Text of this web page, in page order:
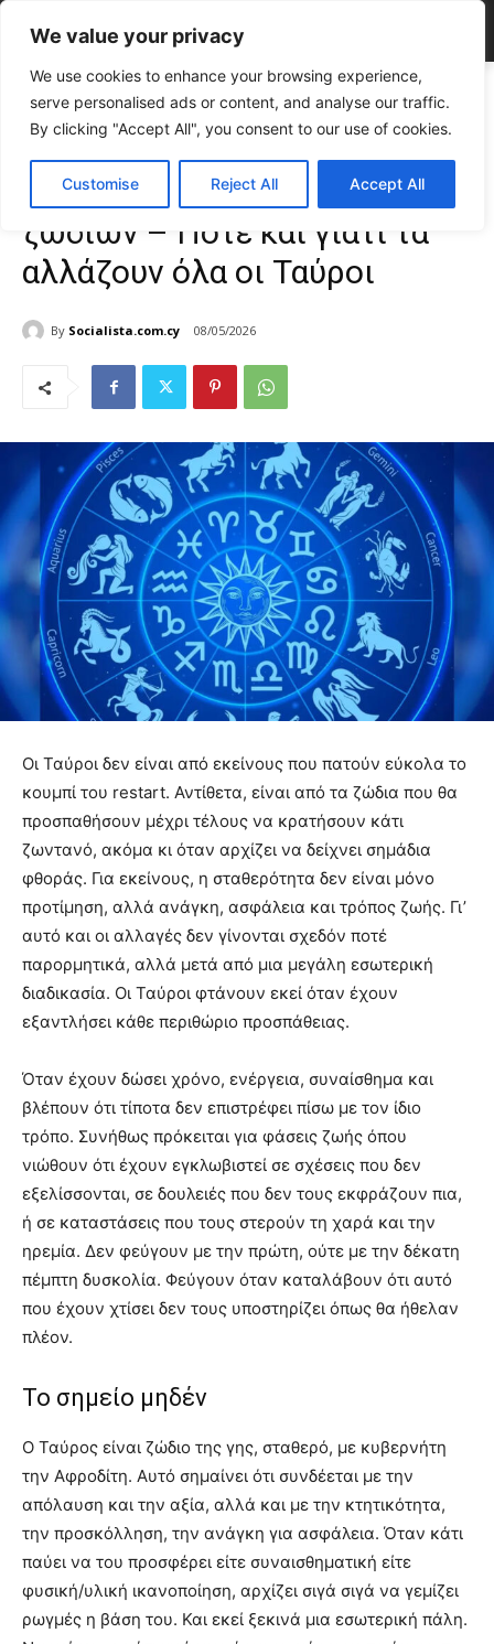
We value your privacy
We use cookies to enhance your browsing experience,
serve personalised ads or content, and analyse our traffic.
By clicking "Accept All", you consent to our use of cookies.
Customise Reject All Accept All
Home LIFE
Τα ξαφνικά restart των ζωδίων – Πότε και γιατί τα
αλλάζουν όλα...
Τα ξαφνικά restart των
ζωδίων – Πότε και γιατί τα
αλλάζουν όλα οι Ταύροι
By Socialista.com.cy 08/05/2026
Οι Ταύροι δεν είναι από εκείνους που πατούν εύκολα το
κουμπί του restart. Αντίθετα, είναι από τα ζώδια που θα
προσπαθήσουν μέχρι τέλους να κρατήσουν κάτι
ζωντανό, ακόμα κι όταν αρχίζει να δείχνει σημάδια
φθοράς. Για εκείνους, η σταθερότητα δεν είναι μόνο
προτίμηση, αλλά ανάγκη, ασφάλεια και τρόπος ζωής. Γι’
αυτό και οι αλλαγές δεν γίνονται σχεδόν ποτέ
παρορμητικά, αλλά μετά από μια μεγάλη εσωτερική
διαδικασία. Οι Ταύροι φτάνουν εκεί όταν έχουν
εξαντλήσει κάθε περιθώριο προσπάθειας.
Όταν έχουν δώσει χρόνο, ενέργεια, συναίσθημα και
βλέπουν ότι τίποτα δεν επιστρέφει πίσω με τον ίδιο
τρόπο. Συνήθως πρόκειται για φάσεις ζωής όπου
νιώθουν ότι έχουν εγκλωβιστεί σε σχέσεις που δεν
εξελίσσονται, σε δουλειές που δεν τους εκφράζουν πια,
ή σε καταστάσεις που τους στερούν τη χαρά και την
ηρεμία. Δεν φεύγουν με την πρώτη, ούτε με την δέκατη
πέμπτη δυσκολία. Φεύγουν όταν καταλάβουν ότι αυτό
που έχουν χτίσει δεν τους υποστηρίζει όπως θα ήθελαν
πλέον.
Το σημείο μηδέν
Ο Ταύρος είναι ζώδιο της γης, σταθερό, με κυβερνήτη
την Αφροδίτη. Αυτό σημαίνει ότι συνδέεται με την
απόλαυση και την αξία, αλλά και με την κτητικότητα,
την προσκόλληση, την ανάγκη για ασφάλεια. Όταν κάτι
παύει να του προσφέρει είτε συναισθηματική είτε
φυσική/υλική ικανοποίηση, αρχίζει σιγά σιγά να γεμίζει
ρωγμές η βάση του. Και εκεί ξεκινά μια εσωτερική πάλη.